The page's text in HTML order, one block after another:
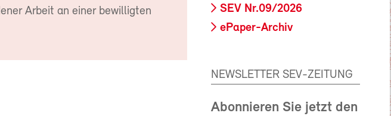
Arbeit an einer bewilligten
SEV Nr.09/2026
ePaper-Archiv
NEWSLETTER SEV-ZEITUNG
Abonnieren Sie jetzt den